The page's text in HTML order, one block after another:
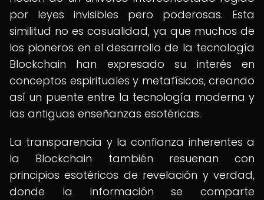
por leyes invisibles pero poderosas. Esta
similitud no es casualidad, ya que muchos de
los pioneros en el desarrollo de la tecnología
Blockchain han expresado su interés en
conceptos espirituales y metafísicos, creando
así un puente entre la tecnología moderna y
las antiguas enseñanzas esotéricas.
La transparencia y la confianza inherentes a
la Blockchain también resuenan con
principios esotéricos de revelación y verdad,
donde la información se comparte